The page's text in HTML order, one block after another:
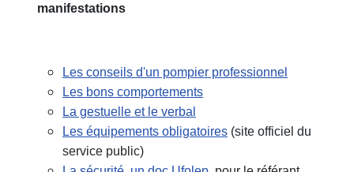
manifestations
Les conseils d'un pompier professionnel
Les bons comportements
La gestuelle et le verbal
Les équipements obligatoires (site officiel du
service public)